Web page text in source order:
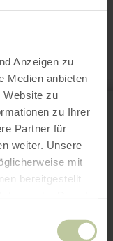
Anzeigen zu
Medien anbieten
Website zu
zu Ihrer
Partner für
weiter. Unsere
mit
bereitgestellt